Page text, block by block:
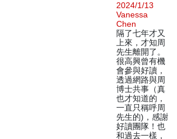
2024/1/13
Vanessa
Chen
隔了七年才又
上來，才知周
先生離開了。
很高興曾有機
會參與好讀，
透過網路與周
博士共事（真
也才知道的，
一直只稱呼周
先生的)，感謝
好讀團隊！也
和過去一樣，